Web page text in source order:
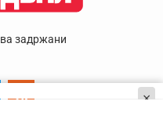
задржани
×